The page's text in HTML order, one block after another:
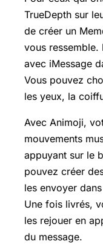
TrueDepth sur
de créer un
vous
avec iMessage
Vous pouvez
les yeux, la
Avec Animoji,
mouvements
appuyant sur le
pouvez créer
les envoyer
Une fois livrés,
les rejouer en
du message.